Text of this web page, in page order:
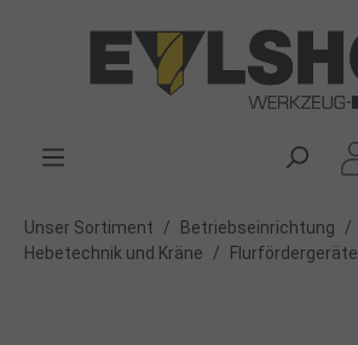
Unser Sortiment / Betriebseinrichtung
/
Hebetechnik und Kräne
/ Flurfördergeräte